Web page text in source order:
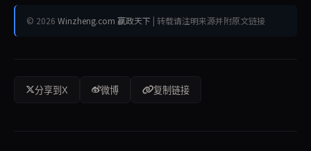
© 2026 Winzheng.com 赢政天下 | 转载请注明来源并附原文链接
分享到X 微博 复制链接